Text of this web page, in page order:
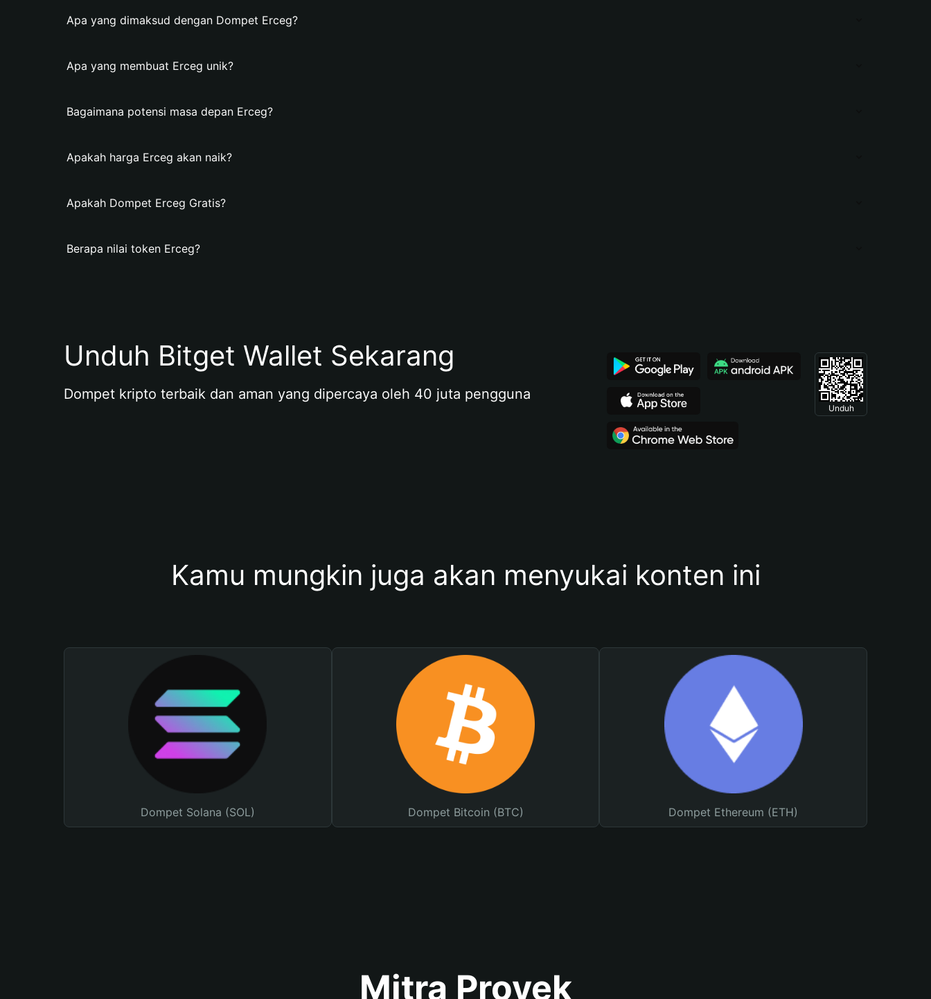
Apa yang dimaksud dengan Dompet Erceg?
Apa yang membuat Erceg unik?
Bagaimana potensi masa depan Erceg?
Apakah harga Erceg akan naik?
Apakah Dompet Erceg Gratis?
Berapa nilai token Erceg?
Unduh Bitget Wallet Sekarang
Dompet kripto terbaik dan aman yang dipercaya oleh 40 juta pengguna
Unduh
Kamu mungkin juga akan menyukai konten ini
Dompet Solana (SOL) Dompet Bitcoin (BTC) Dompet Ethereum (ETH)
Mitra Proyek